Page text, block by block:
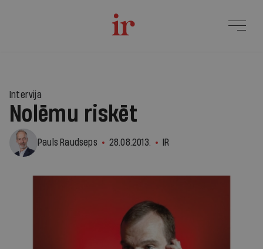
Intervija
Nolēmu riskēt
Pauls Raudseps 28.08.2013. IR